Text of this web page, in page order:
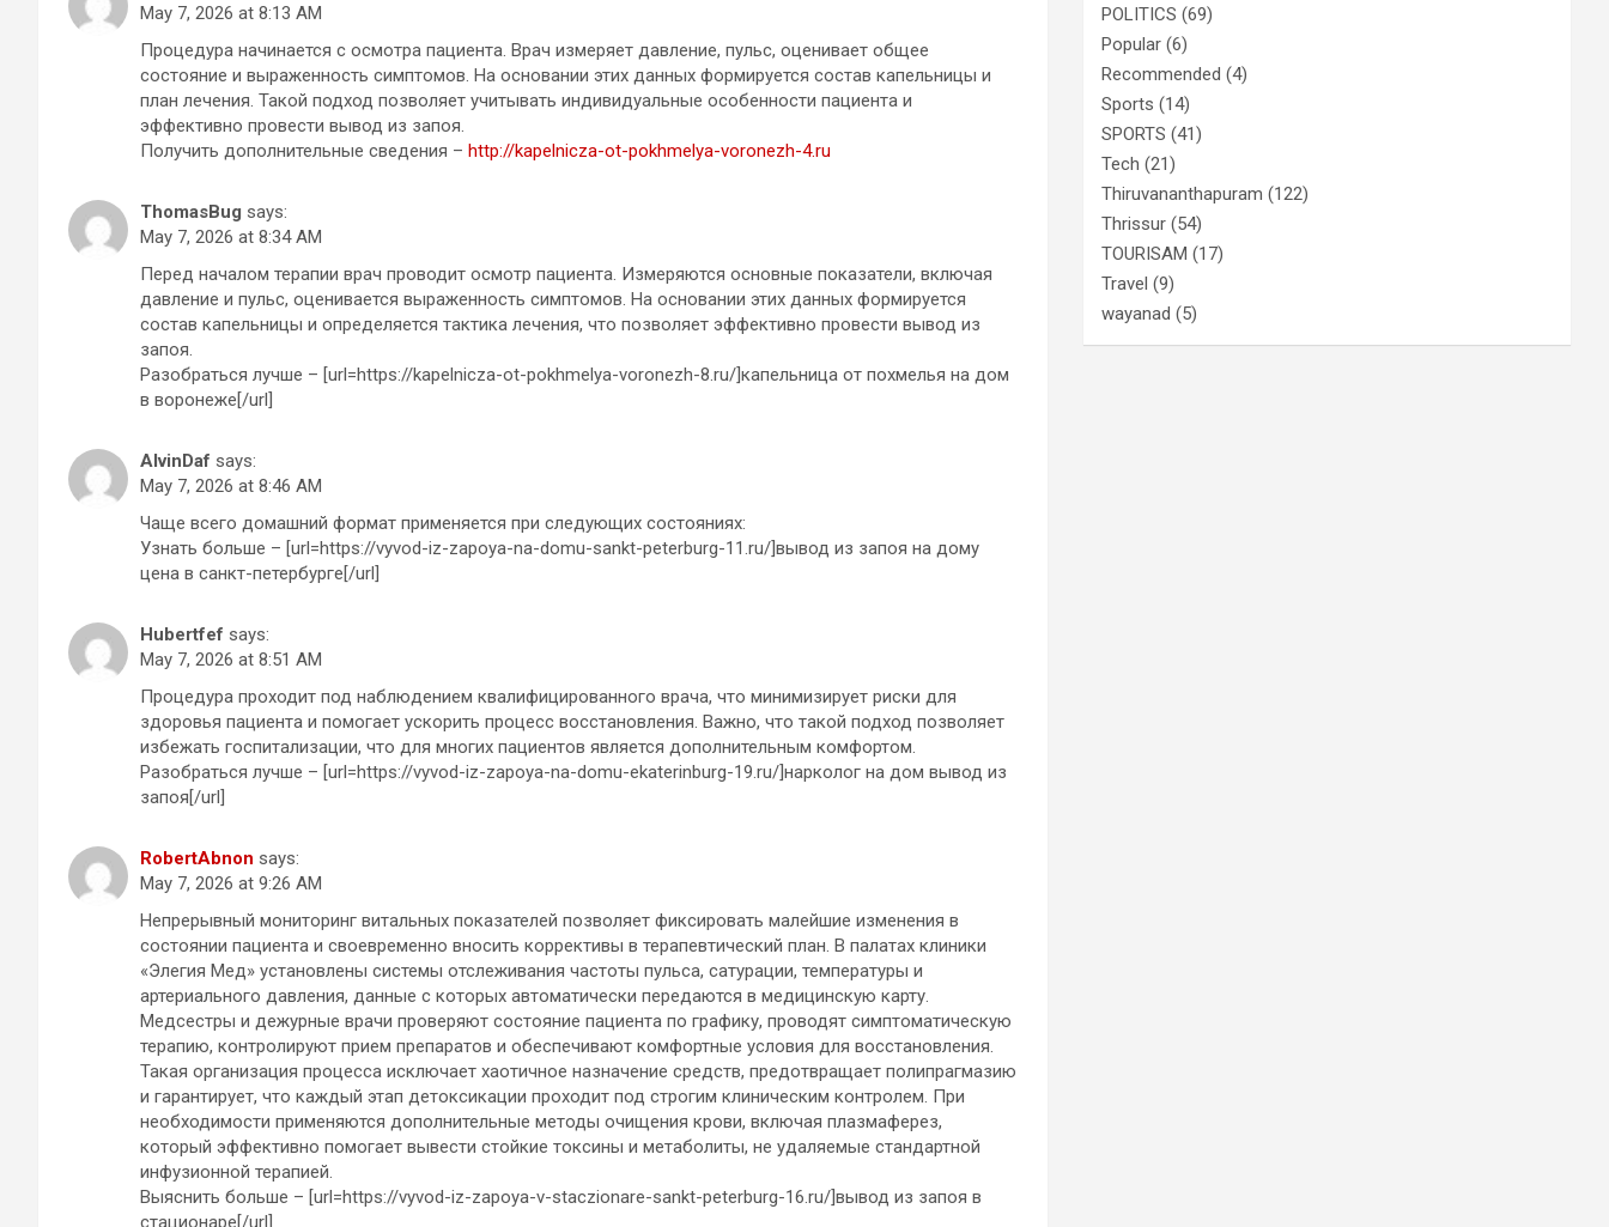
May 7, 2026 at 8:13 AM
Процедура начинается с осмотра пациента. Врач измеряет давление, пульс, оценивает общее
состояние и выраженность симптомов. На основании этих данных формируется состав капельницы и
план лечения. Такой подход позволяет учитывать индивидуальные особенности пациента и
эффективно провести вывод из запоя.
Получить дополнительные сведения – http://kapelnicza-ot-pokhmelya-voronezh-4.ru
ThomasBug says:
May 7, 2026 at 8:34 AM
Перед началом терапии врач проводит осмотр пациента. Измеряются основные показатели, включая
давление и пульс, оценивается выраженность симптомов. На основании этих данных формируется
состав капельницы и определяется тактика лечения, что позволяет эффективно провести вывод из
запоя.
Разобраться лучше – [url=https://kapelnicza-ot-pokhmelya-voronezh-8.ru/]капельница от похмелья на дом
в воронеже[/url]
AlvinDaf says:
May 7, 2026 at 8:46 AM
Чаще всего домашний формат применяется при следующих состояниях:
Узнать больше – [url=https://vyvod-iz-zapoya-na-domu-sankt-peterburg-11.ru/]вывод из запоя на дому
цена в санкт-петербурге[/url]
Hubertfef says:
May 7, 2026 at 8:51 AM
Процедура проходит под наблюдением квалифицированного врача, что минимизирует риски для
здоровья пациента и помогает ускорить процесс восстановления. Важно, что такой подход позволяет
избежать госпитализации, что для многих пациентов является дополнительным комфортом.
Разобраться лучше – [url=https://vyvod-iz-zapoya-na-domu-ekaterinburg-19.ru/]нарколог на дом вывод из
запоя[/url]
RobertAbnon says:
May 7, 2026 at 9:26 AM
Непрерывный мониторинг витальных показателей позволяет фиксировать малейшие изменения в
состоянии пациента и своевременно вносить коррективы в терапевтический план. В палатах клиники
«Элегия Мед» установлены системы отслеживания частоты пульса, сатурации, температуры и
артериального давления, данные с которых автоматически передаются в медицинскую карту.
Медсестры и дежурные врачи проверяют состояние пациента по графику, проводят симптоматическую
терапию, контролируют прием препаратов и обеспечивают комфортные условия для восстановления.
Такая организация процесса исключает хаотичное назначение средств, предотвращает полипрагмазию
и гарантирует, что каждый этап детоксикации проходит под строгим клиническим контролем. При
необходимости применяются дополнительные методы очищения крови, включая плазмаферез,
который эффективно помогает вывести стойкие токсины и метаболиты, не удаляемые стандартной
инфузионной терапией.
Выяснить больше – [url=https://vyvod-iz-zapoya-v-staczionare-sankt-peterburg-16.ru/]вывод из запоя в
стационаре[/url]
POLITICS (69)
Popular (6)
Recommended (4)
Sports (14)
SPORTS (41)
Tech (21)
Thiruvananthapuram (122)
Thrissur (54)
TOURISAM (17)
Travel (9)
wayanad (5)